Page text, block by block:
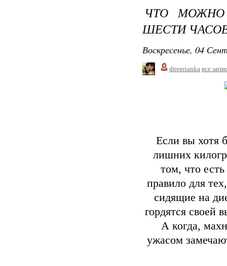
ЧТО
ШЕСТИ
Воскресенье, 04
dneprianka все
Если вы хотя
лишних
том, что
правило для
сидящие на
гордятся своей
А когда,
ужасом